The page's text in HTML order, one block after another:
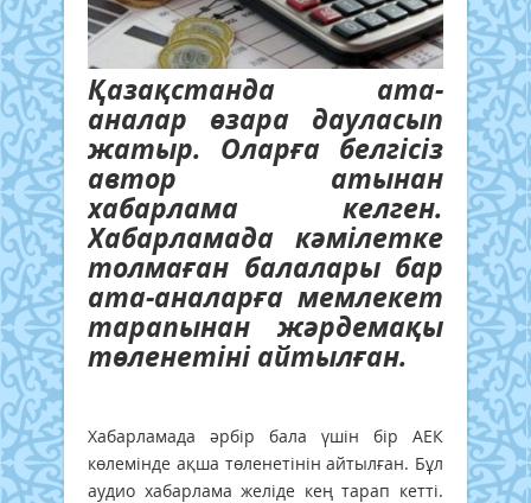
Қазақстанда ата-
аналар өзара дауласып
жатыр. Оларға белгісіз
автор атынан
хабарлама келген.
Хабарламада кәмілетке
толмаған балалары бар
ата-аналарға мемлекет
тарапынан жәрдемақы
төленетіні айтылған.
Хабарламада әрбір бала үшін бір АЕК
көлемінде ақша төленетінін айтылған. Бұл
аудио хабарлама желіде кең тарап кетті.